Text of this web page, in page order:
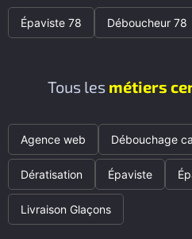
Épaviste 78 Déboucheur 78
Tous les métiers
Agence web Débouchage
Dératisation Épaviste
Livraison Glaçons